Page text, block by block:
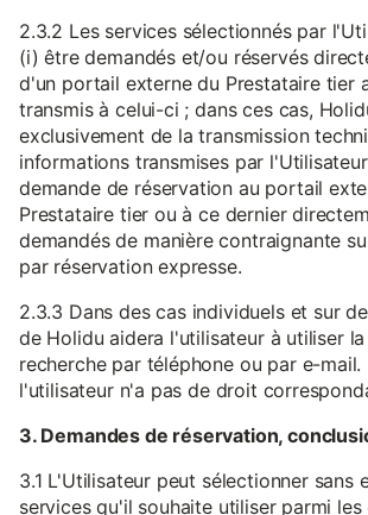
2.3.2 Les services sélectionnés par
(i) être demandés et/ou réservés
d'un portail externe du Prestataire tier
transmis à celui-ci ; dans ces cas,
exclusivement de la transmission
informations transmises par
demande de réservation au portail
Prestataire tier ou à ce dernier
demandés de manière contraignante
par réservation expresse.
2.3.3 Dans des cas individuels et sur
de Holidu aidera l'utilisateur à utiliser
recherche par téléphone ou par e-mail.
l'utilisateur n'a pas de droit
3. Demandes de réservation,
3.1 L'Utilisateur peut sélectionner sans
services qu'il souhaite utiliser parmi